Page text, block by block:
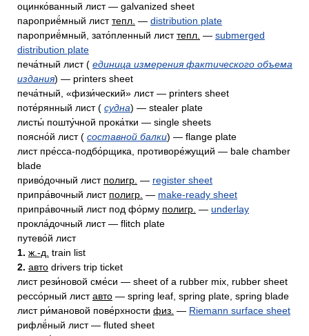
оцинко́ванный лист — galvanized sheet
пароприё́мный листтепл. — distribution plate
пароприё́мный, зато́пленный листтепл. — submerged
distribution plate
печа́тный лист ( единица измерения фактического объема
издания) — printers sheet
печа́тный, «физи́ческий» лист — printers sheet
поте́рянный лист ( судна) — stealer plate
листы́ пошту́чной прока́тки — single sheets
поясно́й лист ( составной балки) — flange plate
лист пре́сса-подбо́рщика, противоре́жущий — bale chamber
blade
приво́дочный лист полигр. — register sheet
припра́вочный лист полигр. — make-ready sheet
припра́вочный лист под фо́рму полигр. — underlay
прокла́дочный лист — flitch plate
путево́й лист
1. ж.-д. train list
2. авто drivers trip ticket
лист рези́новой сме́си — sheet of a rubber mix, rubber sheet
рессо́рный листавто — spring leaf, spring plate, spring blade
лист ри́мановой пове́рхности физ. — Riemann surface sheet
рифлё́ный лист — fluted sheet